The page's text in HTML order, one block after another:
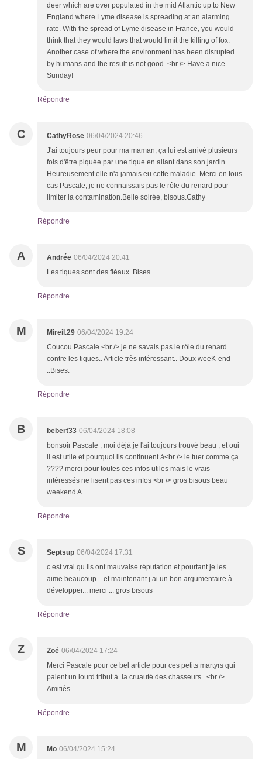
deer which are over populated in the mid Atlantic up to New
England where Lyme disease is spreading at an alarming
rate. With the spread of Lyme disease in France, you would
think that they would laws that would limit the killing of fox.
Another case of where the environment has been disrupted
by humans and the result is not good. <br /> Have a nice
Sunday!
Répondre
C CathyRose 06/04/2024 20:46
J'ai toujours peur pour ma maman, ça lui est arrivé plusieurs
fois d'être piquée par une tique en allant dans son jardin.
Heureusement elle n'a jamais eu cette maladie. Merci en tous
cas Pascale, je ne connaissais pas le rôle du renard pour
limiter la contamination.Belle soirée, bisous.Cathy
Répondre
A Andrée 06/04/2024 20:41
Les tiques sont des fléaux. Bises
Répondre
M Mireil.29 06/04/2024 19:24
Coucou Pascale.<br /> je ne savais pas le rôle du renard
contre les tiques.. Article très intéressant.. Doux weeK-end
..Bises.
Répondre
B bebert33 06/04/2024 18:08
bonsoir Pascale , moi déjà je l'ai toujours trouvé beau , et oui
il est utile et pourquoi ils continuent à<br /> le tuer comme ça
???? merci pour toutes ces infos utiles mais le vrais
intéressés ne lisent pas ces infos <br /> gros bisous beau
weekend A+
Répondre
S Septsup 06/04/2024 17:31
c est vrai qu ils ont mauvaise réputation et pourtant je les
aime beaucoup... et maintenant j ai un bon argumentaire à
développer... merci ... gros bisous
Répondre
Z Zoé 06/04/2024 17:24
Merci Pascale pour ce bel article pour ces petits martyrs qui
paient un lourd tribut à la cruauté des chasseurs . <br />
Amitiés .
Répondre
M Mo 06/04/2024 15:24